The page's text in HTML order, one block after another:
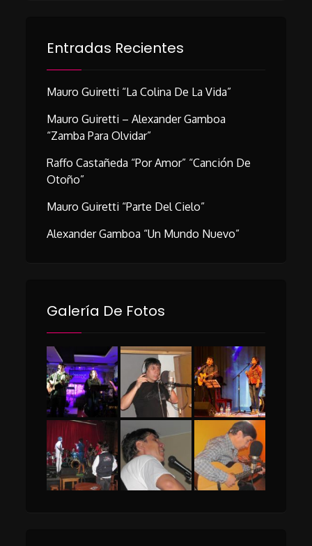
Entradas Recientes
Mauro Guiretti “La Colina De La Vida”
Mauro Guiretti – Alexander Gamboa
“Zamba Para Olvidar”
Raffo Castañeda “Por Amor” “Canción De
Otoño”
Mauro Guiretti “Parte Del Cielo”
Alexander Gamboa “Un Mundo Nuevo”
Galería De Fotos